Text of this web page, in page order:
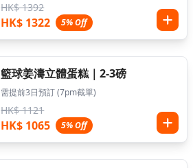
HK$ 1392
HK$ 1322 5% Off
籃球姜濤立體蛋糕｜2-3磅
需提前3日預訂 (7pm截單)
HK$ 1121
HK$ 1065 5% Off